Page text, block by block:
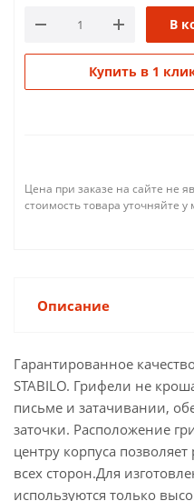
В
Купить в 1
Цена при заказе на сайте не
стоимость товара уточняйте
Описание
Гарантированное
STABILO. Грифели не
письме и затачивании,
заточки. Расположение
центру корпуса
всех сторон.Для
используются только